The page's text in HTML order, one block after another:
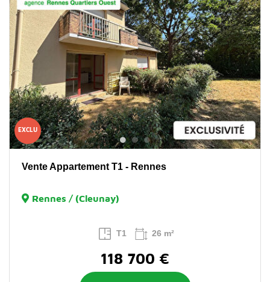
EXCLU
Vente Appartement T1 - Rennes
Rennes / (Cleunay)
T1 26 m²
118 700 €